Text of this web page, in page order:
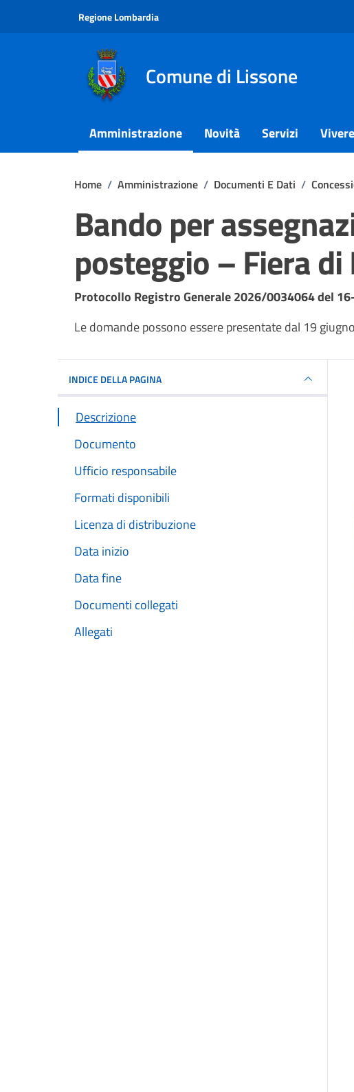
Regione Lombardia
Comune di Lissone
Amministrazione Novità Servizi
Home / Amministrazione / Documenti E Dati /
Bando per
posteggio – Fiera
Dettagli del documento
Protocollo Registro Generale 2026/0034064 del
Le domande possono essere presentate dal 19
INDICE DELLA PAGINA
Descrizione
Documento
Ufficio responsabile
Formati disponibili
Licenza di distribuzione
Data inizio
Data fine
Documenti collegati
Allegati